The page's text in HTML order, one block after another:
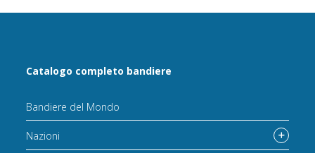
Catalogo completo bandiere
Bandiere del Mondo
Nazioni